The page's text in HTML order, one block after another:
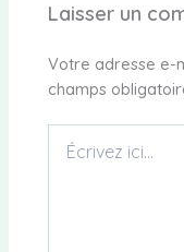
Laisser un
Votre adresse e-
champs
ici…